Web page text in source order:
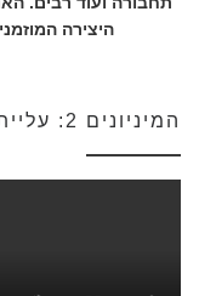
היצירה
המיניונים 2: עלייתו של גרו – מדובב לעברית